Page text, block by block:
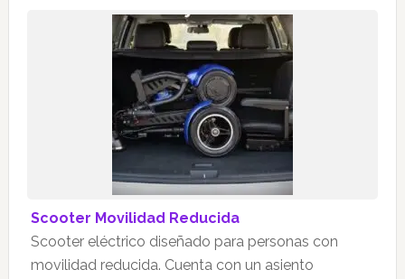
Scooter Movilidad Reducida
Scooter eléctrico diseñado para personas con
movilidad reducida. Cuenta con un asiento